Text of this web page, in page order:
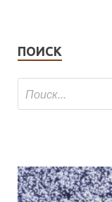
ПОИСК